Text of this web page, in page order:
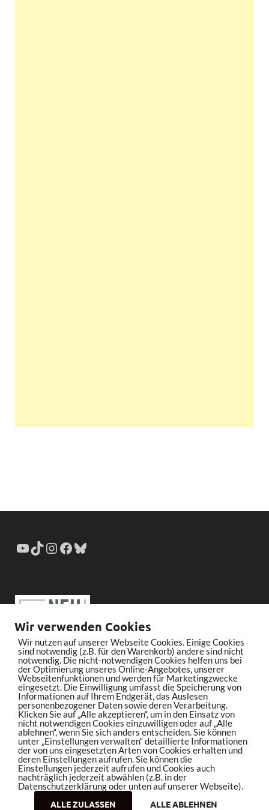
Wir verwenden Cookies
Wir nutzen auf unserer Webseite Cookies. Einige Cookies
sind notwendig (z.B. für den Warenkorb) andere sind nicht
notwendig. Die nicht-notwendigen Cookies helfen uns bei
der Optimierung unseres Online-Angebotes, unserer
Webseitenfunktionen und werden für Marketingzwecke
eingesetzt. Die Einwilligung umfasst die Speicherung von
Informationen auf Ihrem Endgerät, das Auslesen
personenbezogener Daten sowie deren Verarbeitung.
Klicken Sie auf „Alle akzeptieren“, um in den Einsatz von
nicht notwendigen Cookies einzuwilligen oder auf „Alle
ablehnen“, wenn Sie sich anders entscheiden. Sie können
unter „Einstellungen verwalten“ detaillierte Informationen
der von uns eingesetzten Arten von Cookies erhalten und
deren Einstellungen aufrufen. Sie können die
Einstellungen jederzeit aufrufen und Cookies auch
nachträglich jederzeit abwählen (z.B. in der
Datenschutzerklärung oder unten auf unserer Webseite).
ALLE ZULASSEN
ALLE ABLEHNEN